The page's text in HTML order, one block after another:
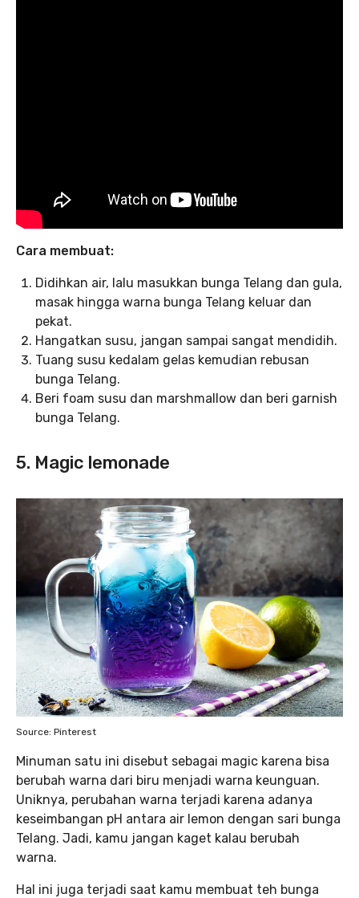
Cara membuat:
Didihkan air, lalu masukkan bunga Telang dan gula,
masak hingga warna bunga Telang keluar dan
pekat.⁣⁣
Hangatkan susu, jangan sampai sangat mendidih.⁣⁣
Tuang susu kedalam gelas kemudian rebusan
bunga Telang.⁣⁣
Beri foam susu dan marshmallow dan beri garnish
bunga Telang.⁣
5. Magic lemonade
Source: Pinterest
Minuman satu ini disebut sebagai magic karena bisa
berubah warna dari biru menjadi warna keunguan.
Uniknya, perubahan warna terjadi karena adanya
keseimbangan pH antara air lemon dengan sari bunga
Telang. Jadi, kamu jangan kaget kalau berubah
warna.
Hal ini juga terjadi saat kamu membuat teh bunga